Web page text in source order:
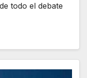
todo el debate